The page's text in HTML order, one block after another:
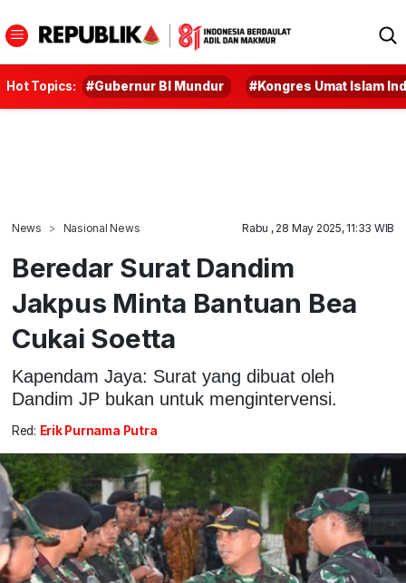
Hot Topics: #Gubernur BI Mundur #Kongres Umat Islam
News Nasional News Rabu , 28 May 2025, 11:33 WIB
Beredar Surat Dandim
Jakpus Minta Bantuan Bea
Cukai Soetta
Kapendam Jaya: Surat yang dibuat oleh
Dandim JP bukan untuk mengintervensi.
Red: Erik Purnama Putra